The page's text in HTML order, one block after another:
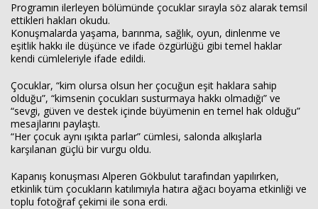
Programın ilerleyen bölümünde çocuklar sırayla söz alarak temsil
ettikleri hakları okudu.
Konuşmalarda yaşama, barınma, sağlık, oyun, dinlenme ve
eşitlik hakkı ile düşünce ve ifade özgürlüğü gibi temel haklar
kendi cümleleriyle ifade edildi.
Çocuklar, “kim olursa olsun her çocuğun eşit haklara sahip
olduğu”, “kimsenin çocukları susturmaya hakkı olmadığı” ve
“sevgi, güven ve destek içinde büyümenin en temel hak olduğu”
mesajlarını paylaştı.
“Her çocuk aynı ışıkta parlar” cümlesi, salonda alkışlarla
karşılanan güçlü bir vurgu oldu.
Kapanış konuşması Alperen Gökbulut tarafından yapılırken,
etkinlik tüm çocukların katılımıyla hatıra ağacı boyama etkinliği ve
toplu fotoğraf çekimi ile sona erdi.